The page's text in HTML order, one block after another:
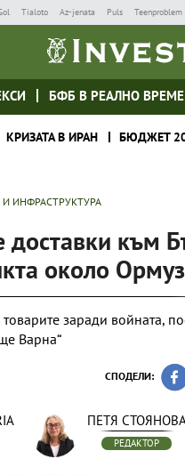
Tialoto Az-jenata Puls Teenproblem
БФБ В РЕАЛНО ВРЕМЕ
КРИЗАТА В ИРАН БЮДЖЕТ
ИНФРАСТРУКТУРА
към
около
заради войната,
Варна“
СПОДЕЛИ:
ПЕТЯ
РЕДАКТОР